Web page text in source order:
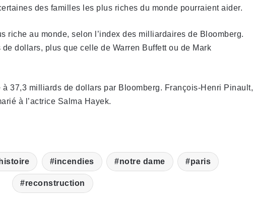
des familles les plus riches du monde pourraient aider.
riche au monde, selon l’index des milliardaires de Bloomberg.
dollars, plus que celle de Warren Buffett ou de Mark
37,3 milliards de dollars par Bloomberg. François-Henri Pinault,
à l’actrice Salma Hayek.
histoire incendies notre dame paris
reconstruction